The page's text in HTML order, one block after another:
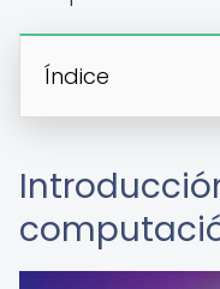
Índice